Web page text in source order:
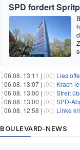
SPD fordert
06.08. 13:11 | (00) Lies
06.08. 13:07 | (00) Krach
06.08. 13:00 | (00) Streit
06.08. 13:00 | (00) SPD-
06.08. 12:58 | (00) Linke
BOULEVARD-NEWS